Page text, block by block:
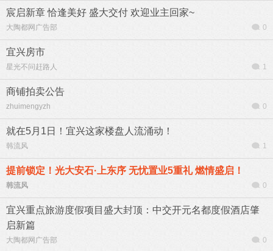
宸启新章 恰逢美好 盛大交付 欢迎业主回家~
大陶都网广告部 0
宜兴房市
星光不问赶路人 1
商铺拍卖公告
zhuimengyzh 0
就在5月1日！宜兴这家楼盘人流涌动！
韩流风 1
提前锁定！光大安石·上东序 无忧置业5重礼 燃情盛启！
韩流风 0
宜兴重点旅游度假项目盛大封顶：中交开元名都度假酒店肇
启新篇
大陶都网广告部 0